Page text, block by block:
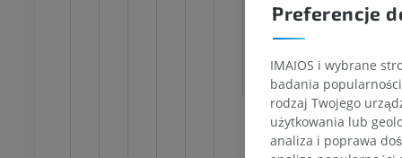
Brzeg dolno-
Brzeg dolno-
Szczelina
Dół boczny mózgu
Preferencje
IMAIOS i wybrane
badania
rodzaj Twojego
użytkowania lub
analiza i poprawa